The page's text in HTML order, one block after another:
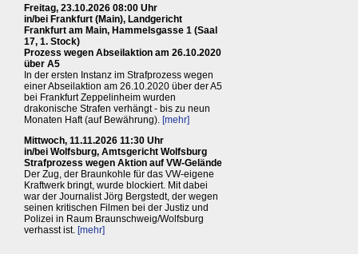
Freitag, 23.10.2026 08:00 Uhr
in/bei Frankfurt (Main), Landgericht
Frankfurt am Main, Hammelsgasse 1 (Saal
17, 1. Stock)
Prozess wegen Abseilaktion am 26.10.2020
über A5
In der ersten Instanz im Strafprozess wegen
einer Abseilaktion am 26.10.2020 über der A5
bei Frankfurt Zeppelinheim wurden
drakonische Strafen verhängt - bis zu neun
Monaten Haft (auf Bewährung). [mehr]
Mittwoch, 11.11.2026 11:30 Uhr
in/bei Wolfsburg, Amtsgericht Wolfsburg
Strafprozess wegen Aktion auf VW-Gelände
Der Zug, der Braunkohle für das VW-eigene
Kraftwerk bringt, wurde blockiert. Mit dabei
war der Journalist Jörg Bergstedt, der wegen
seinen kritischen Filmen bei der Justiz und
Polizei in Raum Braunschweig/Wolfsburg
verhasst ist. [mehr]